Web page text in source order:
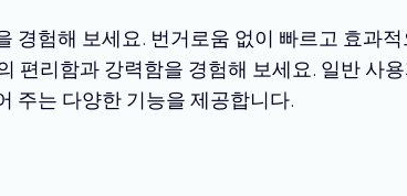
험해 보세요. 번거로움 없이 빠르고 효과
편리함과 강력함을 경험해 보세요. 일반 사
주는 다양한 기능을 제공합니다.